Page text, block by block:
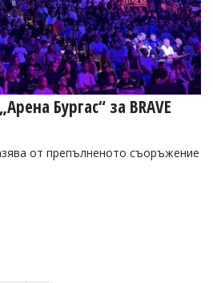
Бургас“ за BRAVE
от препълненото съоръжение